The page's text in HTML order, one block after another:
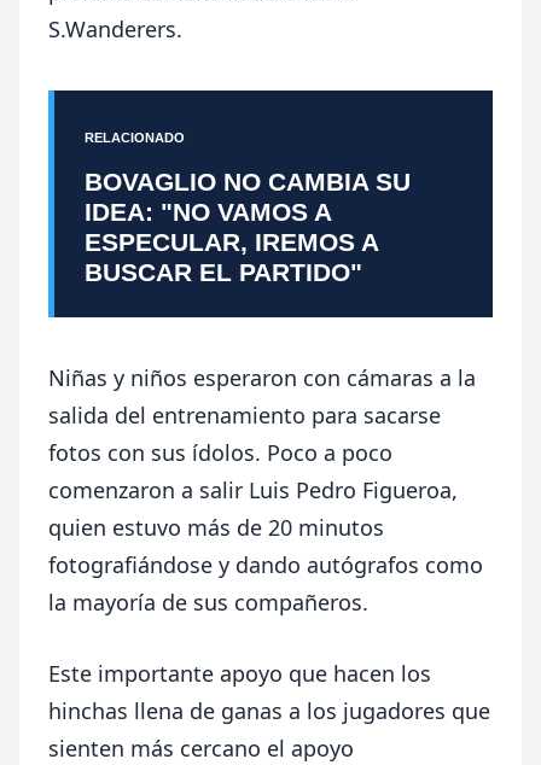
S.Wanderers.
RELACIONADO
BOVAGLIO NO CAMBIA SU
IDEA: "NO VAMOS A
ESPECULAR, IREMOS A
BUSCAR EL PARTIDO"
Niñas y niños esperaron con cámaras a la
salida del entrenamiento para sacarse
fotos con sus ídolos. Poco a poco
comenzaron a salir Luis Pedro Figueroa,
quien estuvo más de 20 minutos
fotografiándose y dando autógrafos como
la mayoría de sus compañeros.
Este importante apoyo que hacen los
hinchas llena de ganas a los jugadores que
sienten más cercano el apoyo